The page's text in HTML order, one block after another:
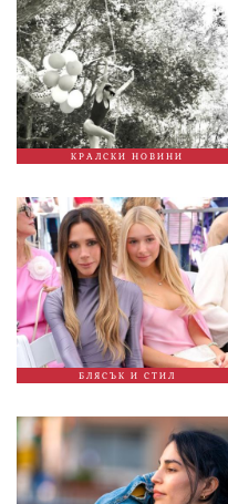
КРАЛСКИ НОВИНИ
БЛЯСЪК И СТИЛ